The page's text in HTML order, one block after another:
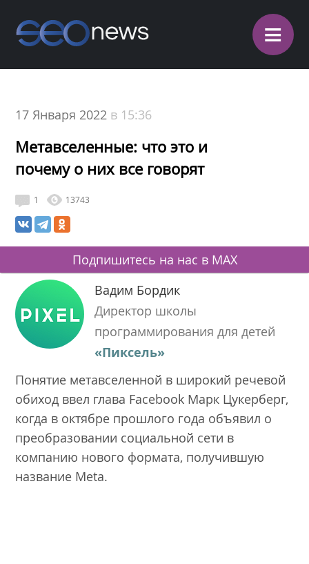
≡
17 Января 2022 в 15:36
Метавселенные: что это и
почему о них все говорят
1 13743
Подпишитесь на нас в MAX
Вадим Бордик
Директор школы
программирования для детей
«Пиксель»
Понятие метавселенной в широкий речевой
обиход ввел глава Facebook Марк Цукерберг,
когда в октябре прошлого года объявил о
преобразовании социальной сети в
компанию нового формата, получившую
название Meta.